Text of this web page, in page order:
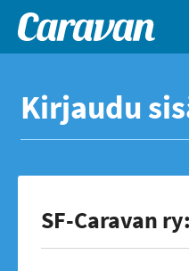
sisältöön
Caravan-
Leirintämatkailun
Kirjaudu
SF-Caravan